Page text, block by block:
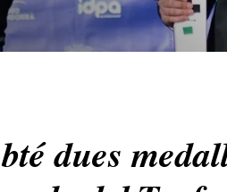
dues